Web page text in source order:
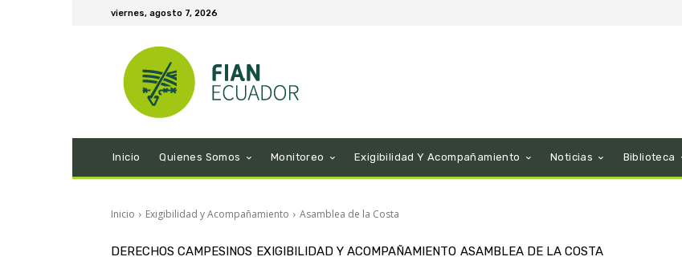
viernes, agosto 7, 2026
Inicio Quienes Somos Monitoreo Exigibilidad Y Acompañamiento Noticias Biblioteca
Inicio Exigibilidad y Acompañamiento Asamblea de la Costa
DERECHOS CAMPESINOS EXIGIBILIDAD Y ACOMPAÑAMIENTO ASAMBLEA DE LA COSTA